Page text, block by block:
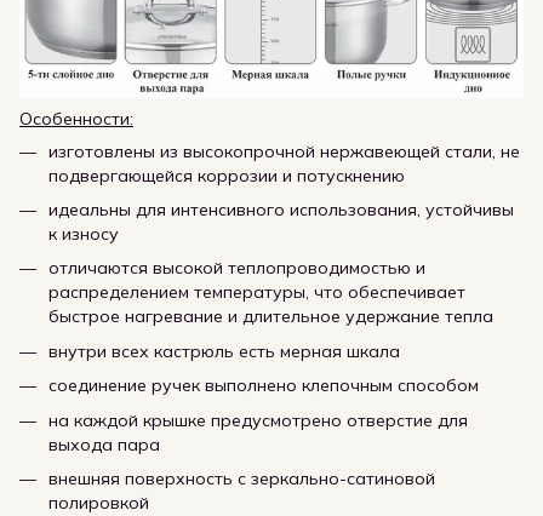
Особенности:
изготовлены из высокопрочной нержавеющей стали, не
подвергающейся коррозии и потускнению
идеальны для интенсивного использования, устойчивы
к износу
отличаются высокой теплопроводимостью и
распределением температуры, что обеспечивает
быстрое нагревание и длительное удержание тепла
внутри всех кастрюль есть мерная шкала
соединение ручек выполнено клепочным способом
на каждой крышке предусмотрено отверстие для
выхода пара
внешняя поверхность с зеркально-сатиновой
полировкой